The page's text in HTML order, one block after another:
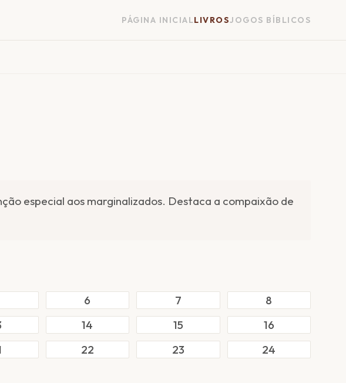
PÁGINA INICIALLIVROSJOGOS BÍBLICOS
especial aos marginalizados. Destaca a compaixão de
6 7
8
14 15
16
22 23 24